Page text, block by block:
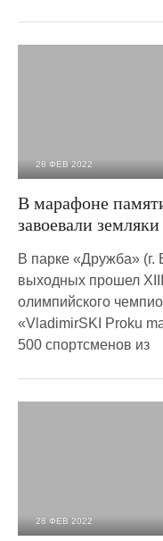
28 ФЕВ 2022
В марафоне
завоевали
В парке «Дружба»
выходных прошел
олимпийского
«VladimirSKI Proku
500 спортсменов из
28 ФЕВ 2022